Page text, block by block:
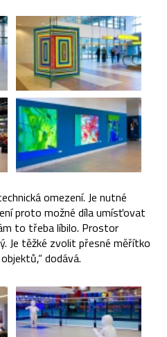
omezení. Je nutné
proto možné díla umísťovat
to třeba líbilo. Prostor
Je těžké zvolit přesné měřítko
dodává.